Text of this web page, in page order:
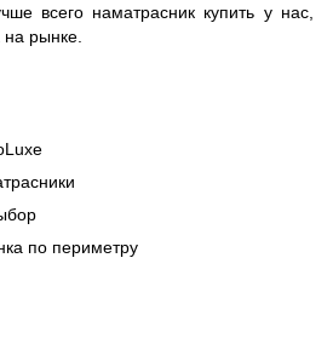
всего наматрасник купить у нас,
рынке.
по периметру